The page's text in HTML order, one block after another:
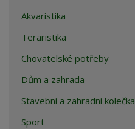
Akvaristika
Teraristika
Chovatelské potřeby
Dům a zahrada
Stavební a zahradní kolečka
Sport